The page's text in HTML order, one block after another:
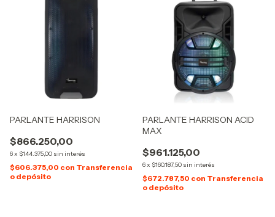
PARLANTE HARRISON
$866.250,00
6x $144.375,00 sin interés
$606.375,00 con Transferencia
o depósito
PARLANTE HARRISON ACID
MAX
$961.125,00
6x $160.187,50 sin interés
$672.787,50 con Transferencia
o depósito